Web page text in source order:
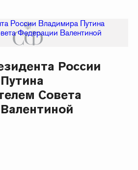
России
Совета